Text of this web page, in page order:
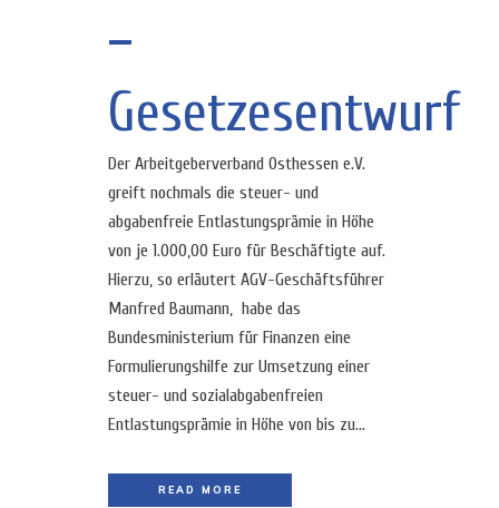
–
Gesetzesentwurf
Der Arbeitgeberverband Osthessen e.V.
greift nochmals die steuer- und
abgabenfreie Entlastungsprämie in Höhe
von je 1.000,00 Euro für Beschäftigte auf.
Hierzu, so erläutert AGV-Geschäftsführer
Manfred Baumann, habe das
Bundesministerium für Finanzen eine
Formulierungshilfe zur Umsetzung einer
steuer- und sozialabgabenfreien
Entlastungsprämie in Höhe von bis zu...
READ MORE